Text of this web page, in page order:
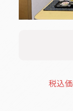
税込